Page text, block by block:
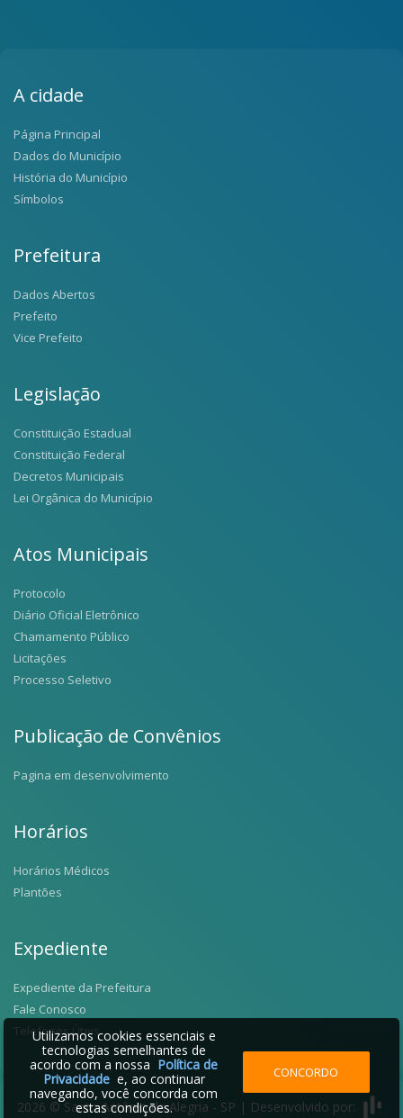
A cidade
Página Principal
Dados do Município
História do Município
Símbolos
Prefeitura
Dados Abertos
Prefeito
Vice Prefeito
Legislação
Constituição Estadual
Constituição Federal
Decretos Municipais
Lei Orgânica do Município
Atos Municipais
Protocolo
Diário Oficial Eletrônico
Chamamento Público
Licitações
Processo Seletivo
Publicação de Convênios
Pagina em desenvolvimento
Horários
Horários Médicos
Plantões
Expediente
Expediente da Prefeitura
Fale Conosco
Telefones Úteis
2026 © Santo Antônio da Alegria - SP | Desenvolvido por:
Utilizamos cookies essenciais e
tecnologias semelhantes de
acordo com a nossa Política de
Privacidadee, ao continuar
navegando, você concorda com
estas condições.
CONCORDO